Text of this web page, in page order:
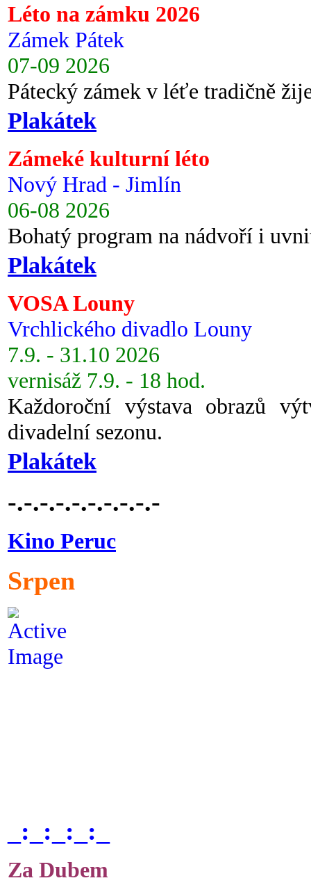
Léto na zámku 2026
Zámek Pátek
07-09 2026
Pátecký zámek v léťe tradičně
Plakátek
Zámeké kulturní léto
Nový Hrad - Jimlín
06-08 2026
Bohatý program na nádvoří i
Plakátek
VOSA Louny
Vrchlického divadlo Louny
7.9. - 31.10 2026
vernisáž 7.9. - 18 hod.
Každoroční výstava obrazů
divadelní sezonu.
Plakátek
-.-.-.-.-.-.-.-.-.-
Kino Peruc
Srpen
_:_:_:_:_
Za Dubem